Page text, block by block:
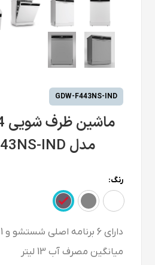
GDW-F443NS-IND
مدل GDW-F443NS-IND
رنگ:
دارای 6 برنامه اصلی شستشو و 1 عملکرد تکمیلی
میانگین مصرف آب 13 لیتر